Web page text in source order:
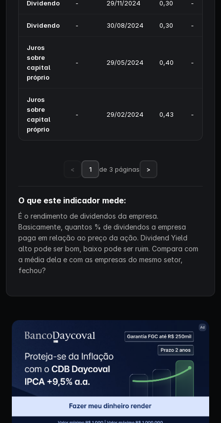
Dividendo - 29/11/2024 0,30 -
Dividendo - 30/08/2024 0,30 -
Juros
sobre
capital
próprio
- 29/05/2024 0,40 -
Juros
sobre
capital
próprio
- 29/02/2024 0,43 -
< 1 de 3 páginas >
O que este indicador mede:
É o rendimento de dividendos da empresa.
Basicamente, quantos % de dividendos a empresa
paga em relação ao preço da ação. Dividend Yield
alto pode ser bom, baixo pode ser ruim. Compara com
a média dela e com as empresas do mesmo setor,
fechou?